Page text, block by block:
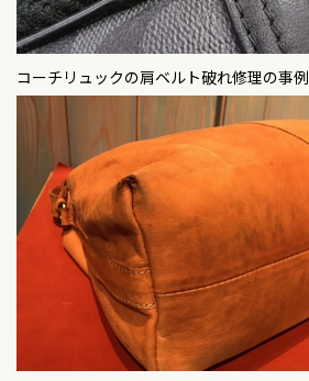
コーチリュックの肩ベルト破れ修理の事例